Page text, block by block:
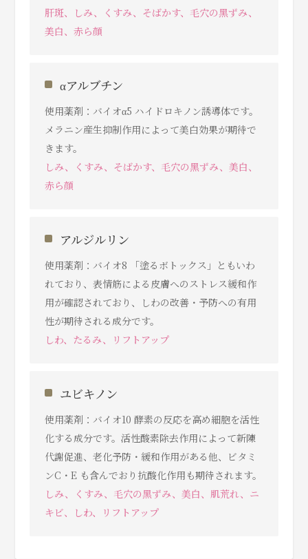
肝斑、しみ、くすみ、そばかす、⽑⽳の⿊ずみ、
美白、赤ら顔
αアルブチン
使用薬剤：バイオα5 ハイドロキノン誘導体です。
メラニン産生抑制作用によって美白効果が期待で
きます。
しみ、くすみ、そばかす、⽑⽳の⿊ずみ、美白、
赤ら顔
アルジルリン
使用薬剤：バイオ8 「塗るボトックス」ともいわ
れており、表情筋による皮膚へのストレス緩和作
用が確認されており、しわの改善・予防への有用
性が期待される成分です。
しわ、たるみ、リフトアップ
ユビキノン
使用薬剤：バイオ10 酵素の反応を高め細胞を活性
化する成分です。活性酸素除去作用によって新陳
代謝促進、老化予防・緩和作用がある他、ビタミ
ンC・E も含んでおり抗酸化作用も期待されます。
しみ、くすみ、⽑⽳の⿊ずみ、美白、肌荒れ、ニ
キビ、しわ、リフトアップ